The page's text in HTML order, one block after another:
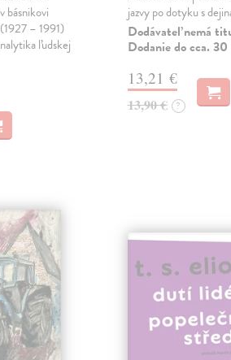
básnikovi
– 1991)
ľudskej
jazvy po dotyku s
Dodávateľ nemá
Dodanie do cca.
13,21 €
13,90 € ?